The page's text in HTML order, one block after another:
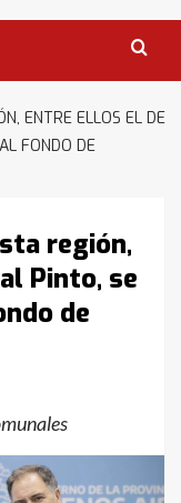
ENTRE ELLOS EL DE
FONDO DE
región,
Pinto, se
de